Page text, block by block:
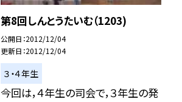
第8回しんとうたいむ（1203)
公開日 2012/12/04
更新日 2012/12/04
３・４年生
今回は，４年生の司会で，３年生の発